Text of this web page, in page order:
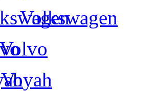
Volkswagen
Volvo
Voyah